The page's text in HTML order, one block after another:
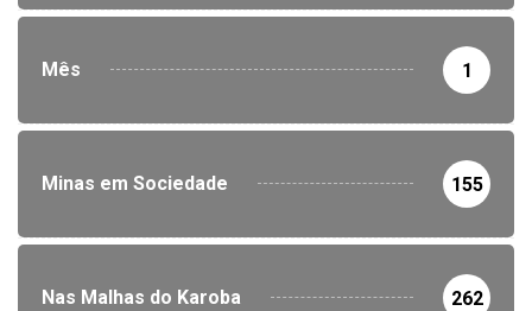
Mês 1
Minas em Sociedade 155
Nas Malhas do Karoba 262